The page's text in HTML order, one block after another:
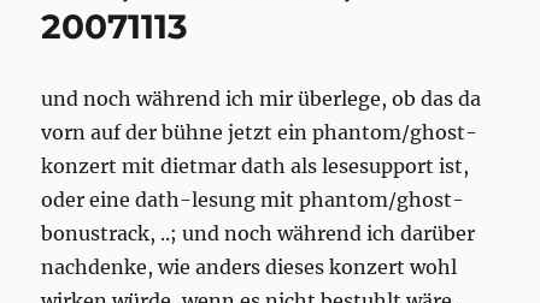
20071113
und noch während ich mir überlege, ob das da
vorn auf der bühne jetzt ein phantom/ghost-
konzert mit dietmar dath als lesesupport ist,
oder eine dath-lesung mit phantom/ghost-
bonustrack, ..; und noch während ich darüber
nachdenke, wie anders dieses konzert wohl